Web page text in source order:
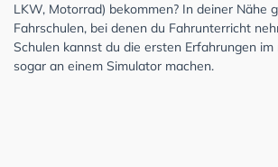
LKW, Motorrad) bekommen? In deiner Nähe
Fahrschulen, bei denen du Fahrunterricht
Schulen kannst du die ersten Erfahrungen im
sogar an einem Simulator machen.